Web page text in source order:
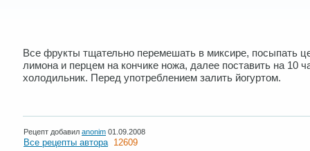
Все фрукты тщательно перемешать в миксире, посыпать
лимона и перцем на кончике ножа, далее поставить на 10
холодильник. Перед употреблением залить йогуртом.
Рецепт добавил anonim 01.09.2008
Все рецепты автора 12609